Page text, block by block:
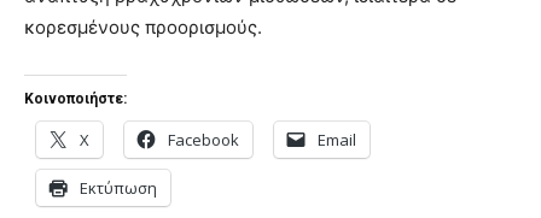
κορεσμένους προορισμούς.
Κοινοποιήστε:
X Facebook Email
Εκτύπωση